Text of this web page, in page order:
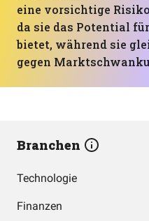
eine vorsichtige
da sie das Potential
bietet, während sie
gegen
Branchen
Technologie
Finanzen